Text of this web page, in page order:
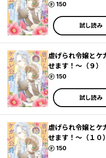
150
ポイント
試し読み
虐げられ令嬢とケ
せます！～（９）
150
ポイント
試し読み
虐げられ令嬢とケ
せます！～（１０）
150
ポイント